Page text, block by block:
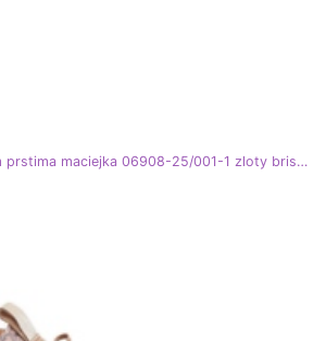
Kožne balerine s golim prstima maciejka 06908-25/001-1 zloty brisani zlatni